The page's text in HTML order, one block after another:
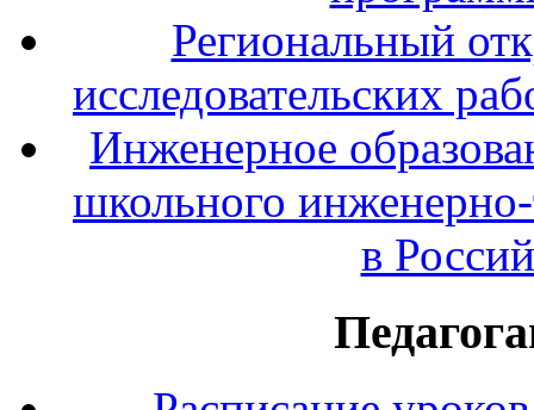
Региональный
исследовательских
Инженерное
школьного инженерно-
в